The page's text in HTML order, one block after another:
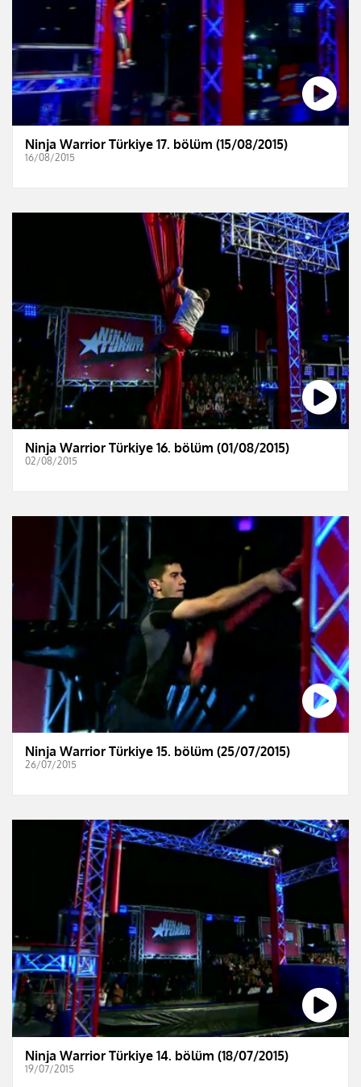
Ninja Warrior Türkiye 17. bölüm (15/08/2015)
16/08/2015
Ninja Warrior Türkiye 16. bölüm (01/08/2015)
02/08/2015
Ninja Warrior Türkiye 15. bölüm (25/07/2015)
26/07/2015
Ninja Warrior Türkiye 14. bölüm (18/07/2015)
19/07/2015